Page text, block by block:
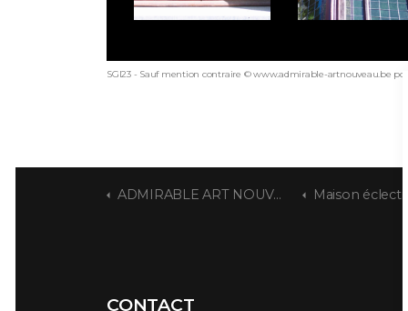
SGI23 - Sauf mention contraire © www.admirable-artnouveau.be
ADMIRABLE ART NOUVEAU Maison éclectique au
CONTACT